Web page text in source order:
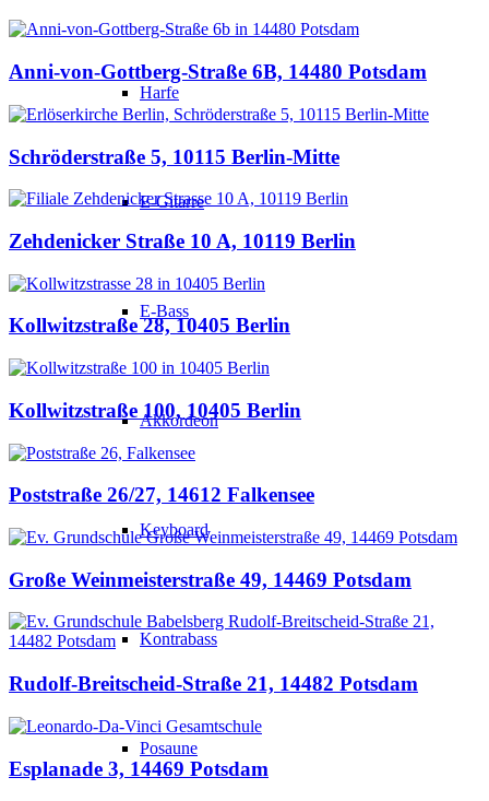
Harfe
E-Gitarre
E-Bass
Akkordeon
Keyboard
Kontrabass
Posaune
Anni-von-Gottberg-Straße 6B, 14480 Potsdam
Schröderstraße 5, 10115 Berlin-Mitte
Zehdenicker Straße 10 A, 10119 Berlin
Kollwitzstraße 28, 10405 Berlin
Kollwitzstraße 100, 10405 Berlin
Poststraße 26/27, 14612 Falkensee
Große Weinmeisterstraße 49, 14469 Potsdam
Rudolf-Breitscheid-Straße 21, 14482 Potsdam
Esplanade 3, 14469 Potsdam